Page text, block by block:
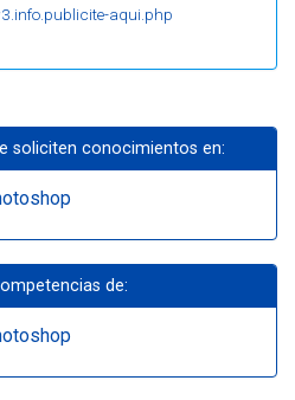
aqui.php
soliciten conocimientos en:
de: